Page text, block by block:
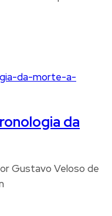
da
Gustavo Veloso de